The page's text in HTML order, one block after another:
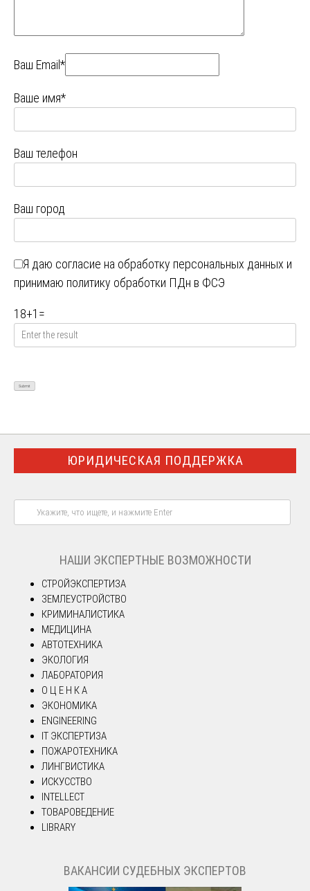
Ваш Email*
Ваше имя*
Ваш телефон
Ваш город
Я даю согласие на обработку персональных данных и
принимаю политику обработки ПДн в ФСЭ
18+1 =
ЮРИДИЧЕСКАЯ ПОДДЕРЖКА
НАШИ ЭКСПЕРТНЫЕ ВОЗМОЖНОСТИ
СТРОЙЭКСПЕРТИЗА
ЗЕМЛЕУСТРОЙСТВО
КРИМИНАЛИСТИКА
МЕДИЦИНА
АВТОТЕХНИКА
ЭКОЛОГИЯ
ЛАБОРАТОРИЯ
О Ц Е Н К А
ЭКОНОМИКА
ENGINEERING
IT ЭКСПЕРТИЗА
ПОЖАРОТЕХНИКА
ЛИНГВИСТИКА
ИСКУССТВО
INTELLECT
ТОВАРОВЕДЕНИЕ
LIBRARY
ВАКАНСИИ СУДЕБНЫХ ЭКСПЕРТОВ